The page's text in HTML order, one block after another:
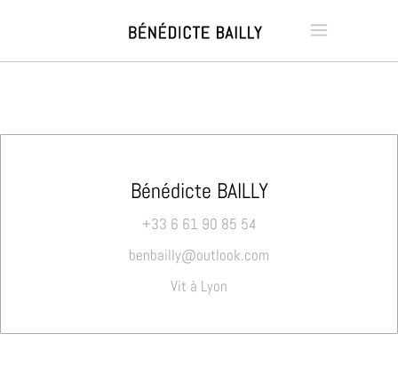
Bénédicte BAILLY
+33 6 61 90 85 54
benbailly@outlook.com
Vit à Lyon